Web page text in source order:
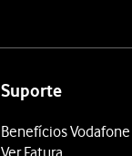
Suporte
Benefícios Vodafone
Ver Fatura